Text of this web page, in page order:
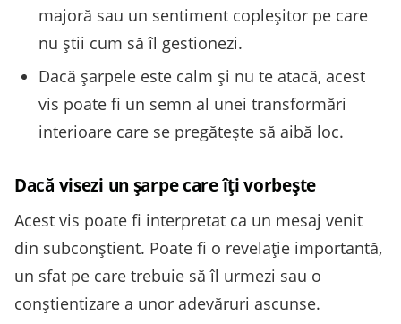
majoră sau un sentiment copleșitor pe care
nu știi cum să îl gestionezi.
Dacă șarpele este calm și nu te atacă, acest
vis poate fi un semn al unei transformări
interioare care se pregătește să aibă loc.
Dacă visezi un șarpe care îți vorbește
Acest vis poate fi interpretat ca un mesaj venit
din subconștient. Poate fi o revelație importantă,
un sfat pe care trebuie să îl urmezi sau o
conștientizare a unor adevăruri ascunse.